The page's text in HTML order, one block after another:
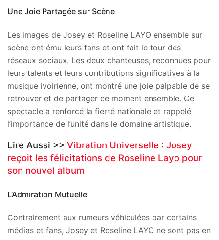
Une Joie Partagée sur Scène
Les images de Josey et Roseline LAYO ensemble sur
scène ont ému leurs fans et ont fait le tour des
réseaux sociaux. Les deux chanteuses, reconnues pour
leurs talents et leurs contributions significatives à la
musique ivoirienne, ont montré une joie palpable de se
retrouver et de partager ce moment ensemble. Ce
spectacle a renforcé la fierté nationale et rappelé
l’importance de l’unité dans le domaine artistique.
Lire Aussi >> Vibration Universelle : Josey
reçoit les félicitations de Roseline Layo pour
son nouvel album
L’Admiration Mutuelle
Contrairement aux rumeurs véhiculées par certains
médias et fans, Josey et Roseline LAYO ne sont pas en